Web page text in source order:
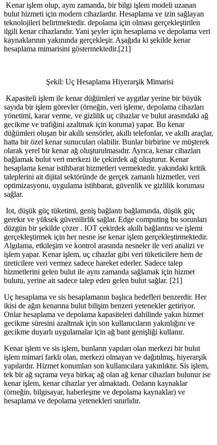
Kenar işlem olup, aynı zamanda, bir bilgi işlem modeli uzanan
bulut hizmeti için modern cihazlardır. Hesaplama ve izin sağlayan
teknolojileri belirtmektedir. depolama için olması gerçekleştirilen
ilgili kenar cihazlarıdır. Yani şeyler için hesaplama ve depolama veri
kaynaklarının yakınında gerçekleşir. Aşağıda ki şekilde kenar
hesaplama mimarisini göstermektedir.[21]
Şekil: Uç Hesaplama Hiyerarşik Mimarisi
Kapasiteli işlem ile kenar düğümleri ve aygıtlar yerine bir büyük
sayıda bir işlem görevler (örneğin, veri işleme, depolama cihazları
yönetimi, karar verme, ve gizlilik uç cihazlar ve bulut arasındaki ağ
gecikme ve trafiğini azaltmak için koruma) yapar. Bu kenar
düğümleri oluşan bir akıllı sensörler, akıllı telefonlar, ve akıllı araçlar,
hatta bir özel kenar sunucuları olabilir. Bunlar birbirine ve müşterek
olarak yerel bir kenar ağ oluşturulmasıdır. Ayrıca, kenar cihazları
bağlamak bulut veri merkezi ile çekirdek ağ oluşturur. Kenar
hesaplama kenar istihbarat hizmetleri vermektedir. yakındaki kritik
taleplerini ait dijital sektöründe de gerçek zamanlı hizmetler, veri
optimizasyonu, uygulama istihbarat, güvenlik ve gizlilik koruması
sağlar.
Iot, düşük güç tüketimi, geniş bağlantı bağlamında, düşük güç
gerekır ve yüksek güvenilirlik sağlar. Edge computing bu sorunları
düzgün bir şekilde çözer . IOT çekirdek akıllı bağlantısı ve işlemi
gerçekleştirmek için her nesne ise kenar işlem gerçekleştirmektedir.
Algılama, etkileşim ve kontrol arasında nesneler ile veri analizi ve
işlem yapar. Kenar işlem, uç cihazlar gibi veri tüketicilere hem de
üreticilere veri vermez sadece hareket ederler. Sadece talep
hizmetlerini gelen bulut ile aynı zamanda sağlamak için hizmet
bulutu, yerine ait sadece talep eden gelen bulut sağlar. [21]
Uç hesaplama ve sis hesaplamanın başlıca hedefleri benzerdir. Her
ikisi de ağın kenarına bulut bilişim benzeri yetenekler getiriyor.
Onlar hesaplama ve depolama kapasiteleri dahilinde yakın hizmet
gecikme süresini azaltmak için son kullanıcıların yakınlığını ve
gecikme duyarlı uygulamalar için ağ bant genişliği kullanır.
Kenar işlem ve sis işlem, bunların yapıları olan merkezi bir bulut
işlem mimari farklı olan, merkezi olmayan ve dağıtılmış, hiyerarşik
yapılardır. Hizmet konumları son kullanıcılara yakınlıktır. Sis işlem,
tek bir ağ sıçrama veya birkaç ağ olan ağ kenar cihazları bulunur ise
kenar işlem, kenar cihazlar yer almaktadı. Onların kaynaklar
(örneğin, bilgisayar, haberleşme ve depolama kaynaklar) ve
hesaplama ve depolama yetenekleri sınırlıdır.